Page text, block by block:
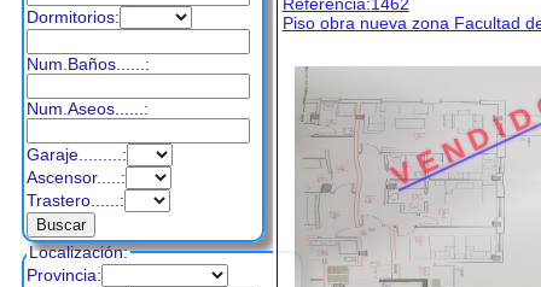
Dormitorios:
Num.Baños......:
Num.Aseos......:
Garaje.........:
Ascensor.....:
Trastero......:
Localización:
Provincia:
Piso obra nueva zona Facultad
V E N D I